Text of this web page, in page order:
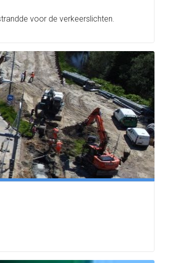
voor de verkeerslichten.